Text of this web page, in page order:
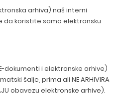
arhiva) naš interni
da koristite samo elektronsku
dokumenti i elektronske arhive)
šalje, prima ali NE ARHIVIRA
obavezu elektronske arhive).